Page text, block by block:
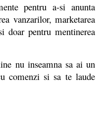
pentru a-si anunta
vanzarilor, marketarea
doar pentru mentinerea
nu inseamna sa ai un
comenzi si sa te laude